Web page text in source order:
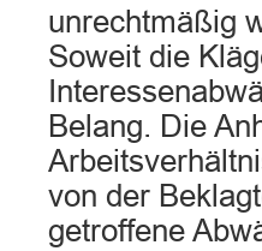
unrechtmäßig
Soweit die
Belang. Die
von der
getroffene